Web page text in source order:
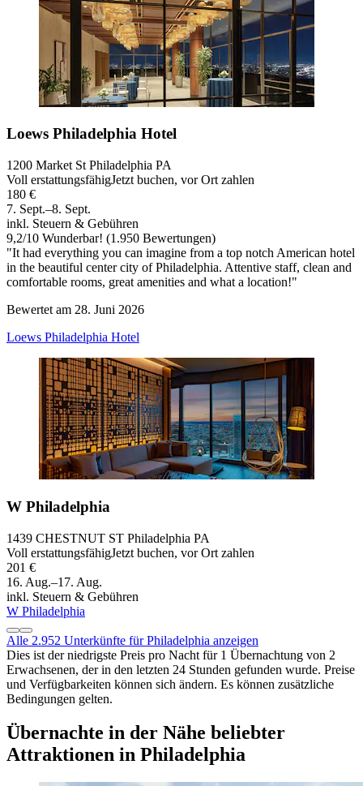
Loews Philadelphia Hotel
1200 Market St Philadelphia PA
Voll erstattungsfähigJetzt buchen, vor Ort zahlen
180 €
7. Sept.–8. Sept.
inkl. Steuern & Gebühren
9,2/10 Wunderbar! (1.950 Bewertungen)
"It had everything you can imagine from a top notch American hotel
in the beautiful center city of Philadelphia. Attentive staff, clean and
comfortable rooms, great amenities and what a location!"
Bewertet am 28. Juni 2026
Loews Philadelphia Hotel
W Philadelphia
1439 CHESTNUT ST Philadelphia PA
Voll erstattungsfähigJetzt buchen, vor Ort zahlen
201 €
16. Aug.–17. Aug.
inkl. Steuern & Gebühren
W Philadelphia
Alle 2.952 Unterkünfte für Philadelphia anzeigen
Dies ist der niedrigste Preis pro Nacht für 1 Übernachtung von 2
Erwachsenen, der in den letzten 24 Stunden gefunden wurde. Preise
und Verfügbarkeiten können sich ändern. Es können zusätzliche
Bedingungen gelten.
Übernachte in der Nähe beliebter
Attraktionen in Philadelphia